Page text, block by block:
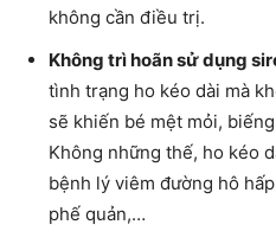
không cần điều trị.
Không trì hoãn sử dụng
tình trạng ho kéo dài mà
sẽ khiến bé mệt mỏi,
Không những thế, ho kéo
bệnh lý viêm đường hô
phế quản,…